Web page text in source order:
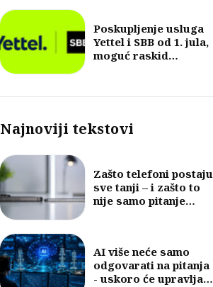
Poskupljenje usluga
Yettel i SBB od 1. jula,
moguć raskid
Najnoviji tekstovi
Zašto telefoni postaju
sve tanji – i zašto to
nije samo pitanje
AI više neće samo
odgovarati na pitanja
- uskoro će upravljati